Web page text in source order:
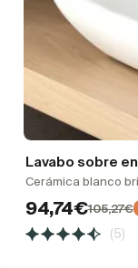
Lavabo sobre
Cerámica blanco
94,74€105,27€
(5)